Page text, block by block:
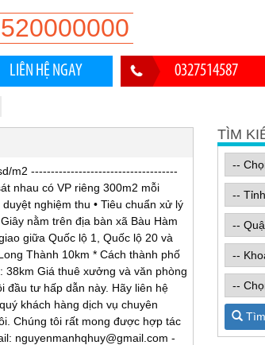
520000000
LIÊN HỆ NGAY 0327514587
m2 -------------------------------------
nhau có VP riêng 300m2 mỗi
nghiệm thu • Tiêu chuẩn xử lý
nằm trên địa bàn xã Bàu Hàm
giữa Quốc lộ 1, Quốc lộ 20 và
Thành 10km * Cách thành phố
38km Giá thuê xưởng và văn phòng
tư hấp dẫn này. Hãy liên hệ
khách hàng dịch vụ chuyên
Chúng tôi rất mong được hợp tác
nguyenmanhqhuy@gmail.com -
TÌM